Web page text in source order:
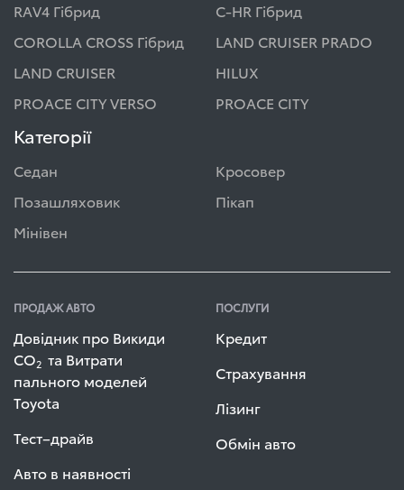
RAV4 Гібрид
C-HR Гібрид
COROLLA CROSS Гібрид
LAND CRUISER PRADO
LAND CRUISER
HILUX
PROACE CITY VERSO
PROACE CITY
Категорії
Седан
Кросовер
Позашляховик
Пікап
Мінівен
ПРОДАЖ АВТО
Довідник про Викиди
СО2 та Витрати
пального моделей
Toyota
Тест–драйв
Авто в наявності
ПОСЛУГИ
Кредит
Страхування
Лізинг
Обмін авто